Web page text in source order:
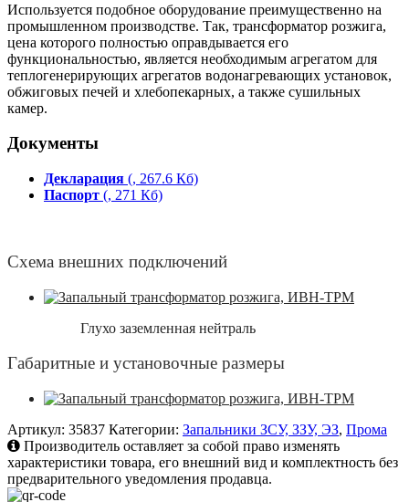
Используется подобное оборудование преимущественно на
промышленном производстве. Так, трансформатор розжига,
цена которого полностью оправдывается его
функциональностью, является необходимым агрегатом для
теплогенерирующих агрегатов водонагревающих установок,
обжиговых печей и хлебопекарных, а также сушильных
камер.
Документы
Декларация (, 267.6 Кб)
Паспорт (, 271 Кб)
Схема внешних подключений
Глухо заземленная нейтраль
Габаритные и установочные размеры
Артикул: 35837 Категории: Запальники ЗСУ, ЗЗУ, ЭЗ, Прома
Производитель оставляет за собой право изменять
характеристики товара, его внешний вид и комплектность без
предварительного уведомления продавца.